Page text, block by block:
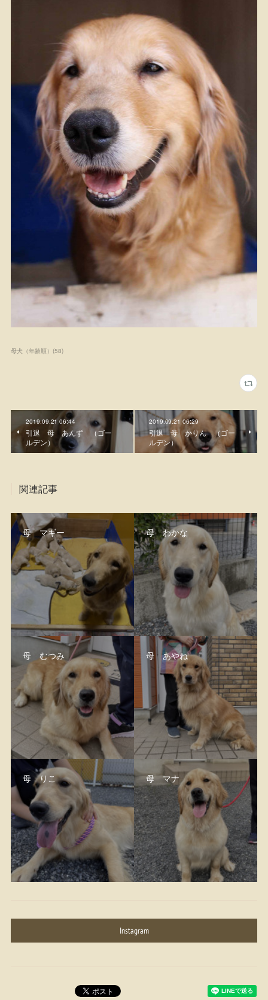
母犬（年齢順） (58)
2019.09.21 06:44
引退 母 あんず （ゴー
ルデン）
2019.09.21 06:29
引退 母 かりん （ゴー
ルデン）
関連記事
母 マギー 母 わかな
母 むつみ 母 あやね
母 りこ 母 マナ
Instagram